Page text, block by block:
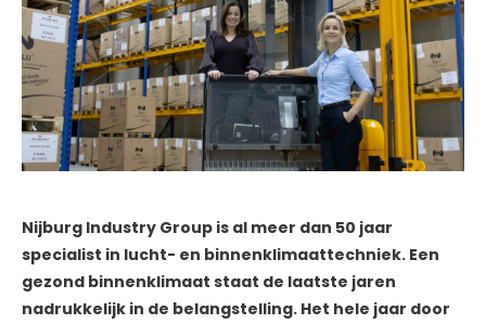
Nijburg Industry Group is al meer dan 50 jaar
specialist in lucht- en binnenklimaattechniek. Een
gezond binnenklimaat staat de laatste jaren
nadrukkelijk in de belangstelling. Het hele jaar door